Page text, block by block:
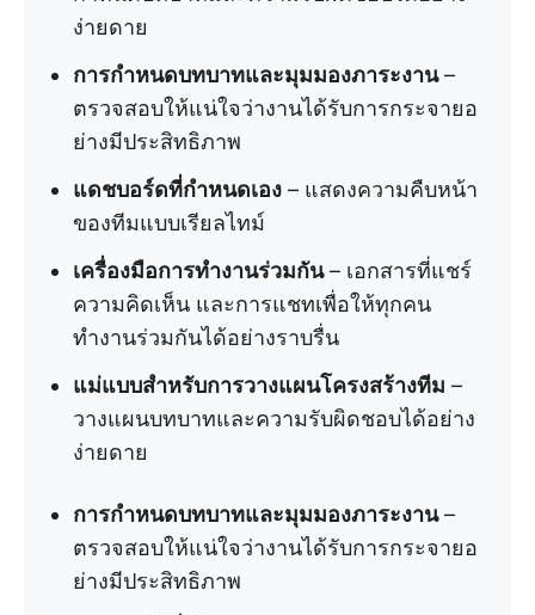
ง่ายดาย
การกำหนดบทบาทและมุมมองภาระงาน–
ตรวจสอบให้แน่ใจว่างานได้รับการกระจายอ
ย่างมีประสิทธิภาพ
แดชบอร์ดที่กำหนดเอง – แสดงความคืบหน้า
ของทีมแบบเรียลไทม์
เครื่องมือการทำงานร่วมกัน– เอกสารที่แชร์
ความคิดเห็น และการแชทเพื่อให้ทุกคน
ทำงานร่วมกันได้อย่างราบรื่น
แม่แบบสำหรับการวางแผนโครงสร้างทีม –
วางแผนบทบาทและความรับผิดชอบได้อย่าง
ง่ายดาย
การกำหนดบทบาทและมุมมองภาระงาน–
ตรวจสอบให้แน่ใจว่างานได้รับการกระจายอ
ย่างมีประสิทธิภาพ